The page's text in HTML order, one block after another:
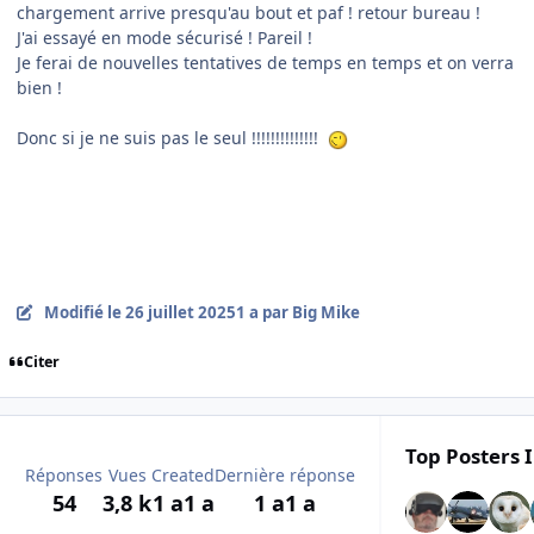
chargement arrive presqu'au bout et paf ! retour bureau !
J'ai essayé en mode sécurisé ! Pareil !
Je ferai de nouvelles tentatives de temps en temps et on verra
bien !
Donc si je ne suis pas le seul !!!!!!!!!!!!!!
Modifié le 26 juillet 20251 a par Big Mike
Citer
Réponses
54
Vues
3,8 k
Created
1 a1 a
Dernière réponse
1 a1 a
Top Posters